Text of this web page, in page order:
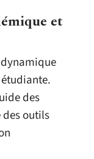
et
des
outils